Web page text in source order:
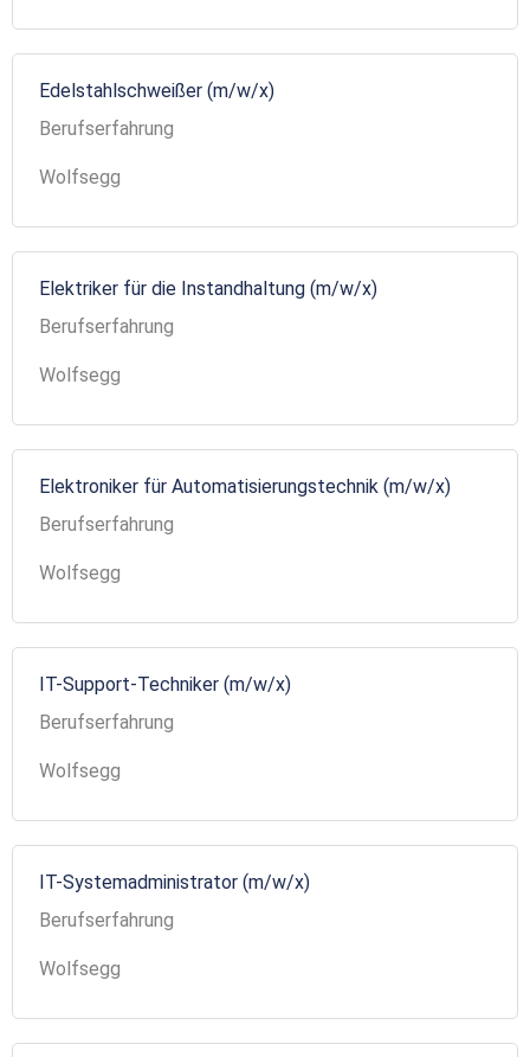
Edelstahlschweißer (m/w/x)
Berufserfahrung
Wolfsegg
Elektriker für die Instandhaltung (m/w/x)
Berufserfahrung
Wolfsegg
Elektroniker für Automatisierungstechnik (m/w/x)
Berufserfahrung
Wolfsegg
IT-Support-Techniker (m/w/x)
Berufserfahrung
Wolfsegg
IT-Systemadministrator (m/w/x)
Berufserfahrung
Wolfsegg